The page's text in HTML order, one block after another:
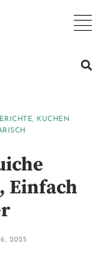
, KUCHEN
Einfach
2025